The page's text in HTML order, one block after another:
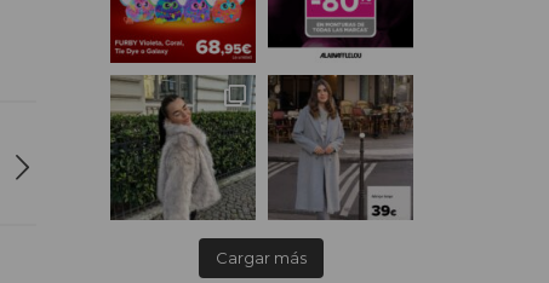
Cargar más